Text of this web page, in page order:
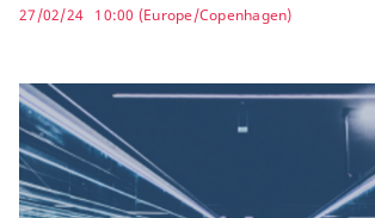
27/02/24 10:00 (Europe/Copenhagen)